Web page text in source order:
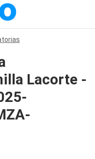
Lacorte -